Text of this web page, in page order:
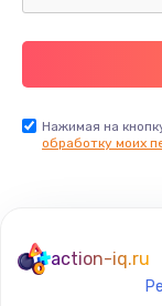
Нажимая на
обработку моих
action-iq.ru